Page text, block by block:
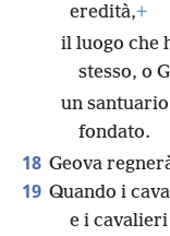
eredità,+
il luogo che
stesso, o
un
fondato.
18 Geova
19 Quando i
e i